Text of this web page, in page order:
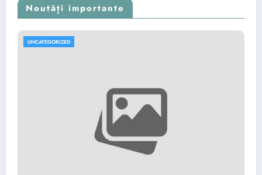
Noutăți importante
UNCATEGORIZED